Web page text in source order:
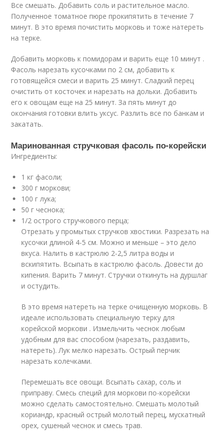
Все смешать. Добавить соль и растительное масло.
Полученное томатное пюре прокипятить в течение 7
минут. В это время почистить морковь и тоже натереть
на терке.
Добавить морковь к помидорам и варить еще 10 минут .
Фасоль нарезать кусочками по 2 см, добавить к
готовящейся смеси и варить 25 минут. Сладкий перец
очистить от косточек и нарезать на дольки. Добавить
его к овощам еще на 25 минут. За пять минут до
окончания готовки влить уксус. Разлить все по банкам и
закатать.
Маринованная стручковая фасоль по-корейски
Ингредиенты:
1 кг фасоли;
300 г моркови;
100 г лука;
50 г чеснока;
1/2 острого стручкового перца;
Отрезать у промытых стручков хвостики. Разрезать на
кусочки длиной 4-5 см. Можно и меньше – это дело
вкуса. Налить в кастрюлю 2-2,5 литра воды и
вскипятить. Всыпать в кастрюлю фасоль. Довести до
кипения. Варить 7 минут. Стручки откинуть на дуршлаг
и остудить.
В это время натереть на терке очищенную морковь. В
идеале использовать специальную терку для
корейской моркови . Измельчить чеснок любым
удобным для вас способом (нарезать, раздавить,
натереть). Лук мелко нарезать. Острый перчик
нарезать колечками.
Перемешать все овощи. Всыпать сахар, соль и
приправу. Смесь специй для моркови по-корейски
можно сделать самостоятельно. Смешать молотый
кориандр, красный острый молотый перец, мускатный
орех, сушеный чеснок и смесь трав.